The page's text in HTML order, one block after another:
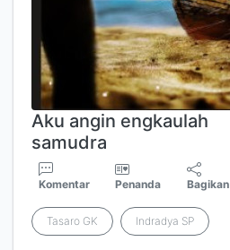
Aku angin engkaulah
samudra
Komentar Penanda Bagikan
Tasaro GK Indradya SP